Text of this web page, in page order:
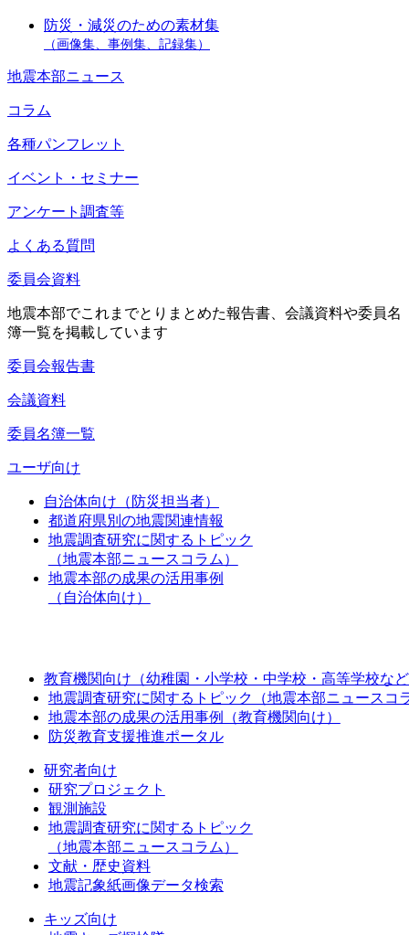
防災・減災のための素材集
（画像集、事例集、記録集）
地震本部ニュース
コラム
各種パンフレット
イベント・セミナー
アンケート調査等
よくある質問
委員会資料
地震本部でこれまでとりまとめた報告書、会議資料や委員名
簿一覧を掲載しています
委員会報告書
会議資料
委員名簿一覧
ユーザ向け
自治体向け（防災担当者）
都道府県別の地震関連情報
地震調査研究に関するトピック
（地震本部ニュースコラム）
地震本部の成果の活用事例
（自治体向け）
教育機関向け（幼稚園・小学校・中学校・高等学校な
地震調査研究に関するトピック（地震本部ニュースコ
地震本部の成果の活用事例（教育機関向け）
防災教育支援推進ポータル
研究者向け
研究プロジェクト
観測施設
地震調査研究に関するトピック
（地震本部ニュースコラム）
文献・歴史資料
地震記象紙画像データ検索
キッズ向け